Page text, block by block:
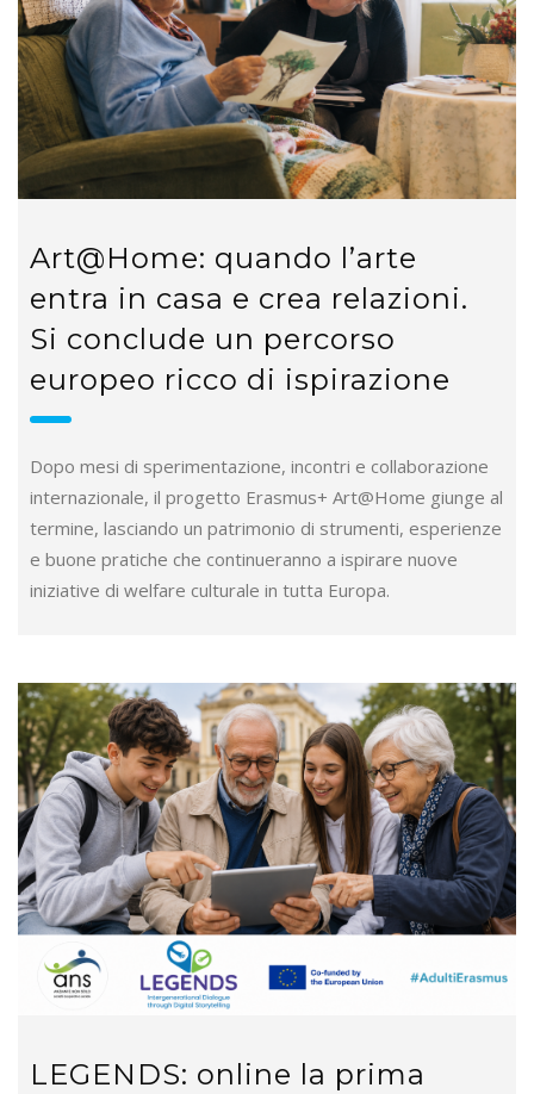
Art@Home: quando l’arte
entra in casa e crea relazioni.
Si conclude un percorso
europeo ricco di ispirazione
Dopo mesi di sperimentazione, incontri e collaborazione
internazionale, il progetto Erasmus+ Art@Home giunge al
termine, lasciando un patrimonio di strumenti, esperienze
e buone pratiche che continueranno a ispirare nuove
iniziative di welfare culturale in tutta Europa.
LEGENDS: online la prima